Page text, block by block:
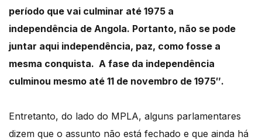
período que vai culminar até 1975 a
independência de Angola. Portanto, não se pode
juntar aqui independência, paz, como fosse a
mesma conquista. A fase da independência
culminou mesmo até 11 de novembro de 1975″.
Entretanto, do lado do MPLA, alguns parlamentares
dizem que o assunto não está fechado e que ainda há